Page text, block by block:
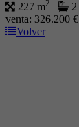
227 m2 | 2
venta: 326.200 €
Volver